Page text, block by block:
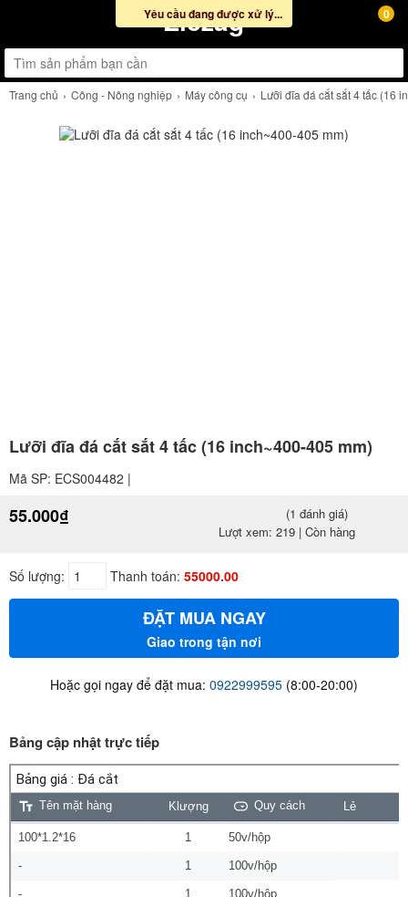
Ziczag 0
Trang chủ Công - Nông nghiệp Máy công cụ Lưỡi đĩa đá cắt sắt 4 tấc (16
Lưỡi đĩa đá cắt sắt 4 tấc (16 inch~400-405 mm)
Mã SP: ECS004482 |
55.000₫
(1 đánh giá)
Lượt xem: 219 | Còn hàng
Số lượng: Thanh toán: 55000.00
ĐẶT MUA NGAY
Giao trong tận nơi
Hoặc gọi ngay để đặt mua: 0922999595 (8:00-20:00)
Bảng cập nhật trực tiếp
Yêu cầu đang được xử lý...